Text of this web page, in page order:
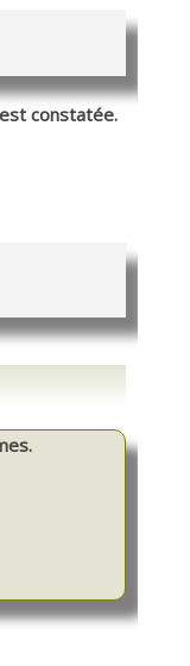
constatée.